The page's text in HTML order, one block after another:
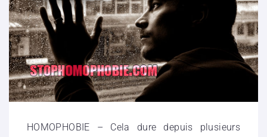
HOMOPHOBIE – Cela dure depuis plusieurs